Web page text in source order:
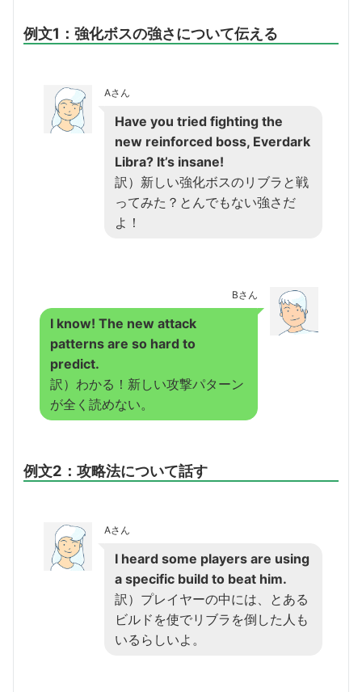
例文1：強化ボスの強さについて伝える
Aさん
Have you tried fighting the
new reinforced boss, Everdark
Libra? It’s insane!
訳）新しい強化ボスのリブラと戦
ってみた？とんでもない強さだ
よ！
Bさん
I know! The new attack
patterns are so hard to
predict.
訳）わかる！新しい攻撃パターン
が全く読めない。
例文2：攻略法について話す
Aさん
I heard some players are using
a specific build to beat him.
訳）プレイヤーの中には、とある
ビルドを使でリブラを倒した人も
いるらしいよ。